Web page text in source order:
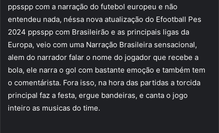
ppsspp com a narração do futebol europeu e não
entendeu nada, néssa nova atualização do Efootball Pes
2024 ppsspp com Brasileirão e as principais ligas da
Europa, veio com uma Narração Brasileira sensacional,
alem do narrador falar o nome do jogador que recebe a
bola, ele narra o gol com bastante emoção e também tem
o comentárista. Fora isso, na hora das partidas a torcida
principal faz a festa, ergue bandeiras, e canta o jogo
inteiro as musicas do time.